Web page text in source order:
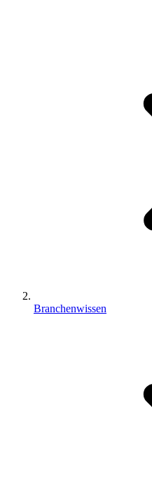
Branchenwissen